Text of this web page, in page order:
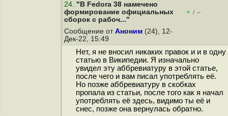
24. "В Fedora 38 намечено
формирование официальных
сборок с рабоч..."
+ / –
Сообщение от Аноним (24), 12-
Дек-22, 15:49
Нет, я не вносил никаких правок и и в одну
статью в Википедии. Я изначально
увидел эту аббревиатуру в этой статье,
после чего и вам писал употреблять её.
Но позже аббревиатуру в скобках
пропала из статьи, после того как я начал
употреблять её здесь, видимо ты её и
снес, позже она вернулась обратно.